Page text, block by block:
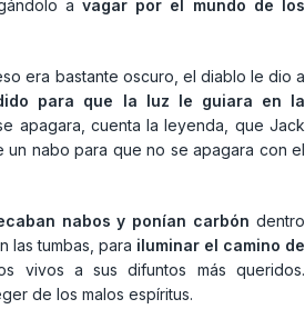
a vagar por el mundo de los
era bastante oscuro, el diablo le dio a
para que la luz le guiara en la
apagara, cuenta la leyenda, que Jack
nabo para que no se apagara con el
nabos y ponían carbón dentro
las tumbas, para iluminar el camino de
vivos a sus difuntos más queridos.
de los malos espíritus.